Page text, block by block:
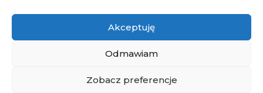
Akceptuję
Odmawiam
Zobacz preferencje
Instrukcja obsługi BIP
© 2026 Samorząd Województwa Opolskiego